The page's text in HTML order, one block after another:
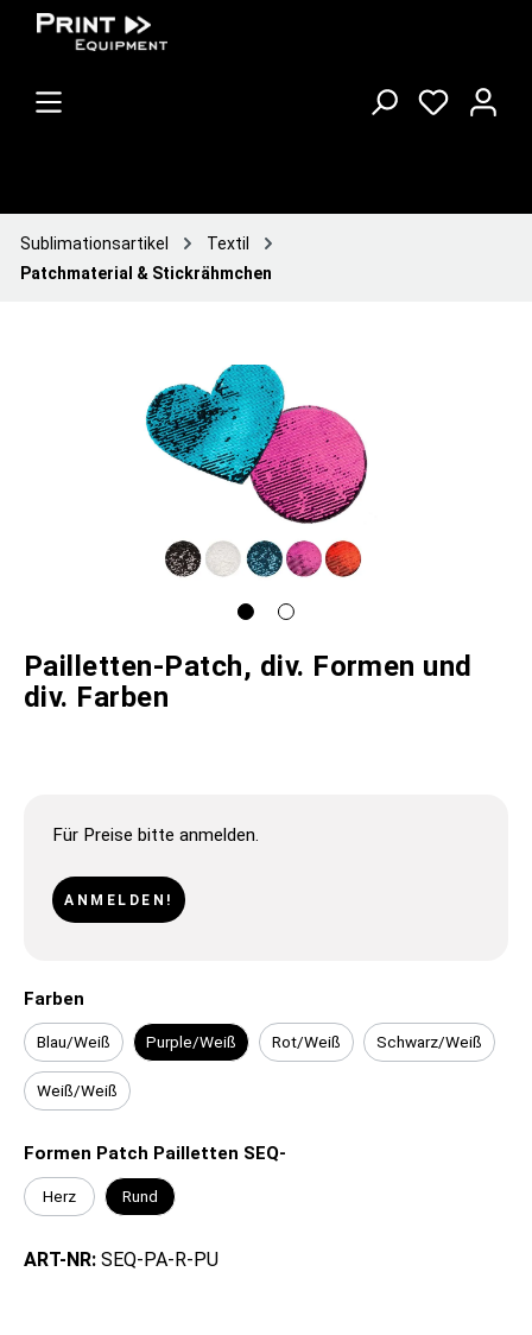
Sublimationsartikel
Textil
Patchmaterial & Stickrähmchen
Pailletten-Patch, div. Formen und
div. Farben
Für Preise bitte anmelden.
ANMELDEN!
Farben
Blau/Weiß Purple/Weiß Rot/Weiß Schwarz/Weiß
Weiß/Weiß
Formen Patch Pailletten SEQ-
Herz Rund
ART-NR: SEQ-PA-R-PU